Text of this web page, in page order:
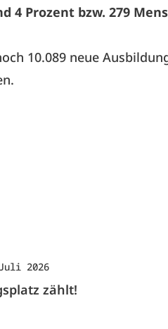
4 Prozent bzw. 279
10.089 neue
2026
zählt!